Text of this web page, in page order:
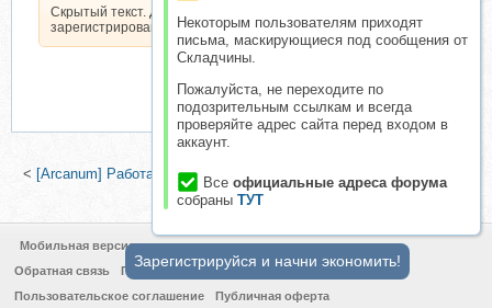
Некоторым пользователям приходят
письма, маскирующиеся под сообщения от
Складчины.
Пожалуйста, не переходите по
подозрительным ссылкам и всегда
проверяйте адрес сайта перед входом в
аккаунт.
Все официальные адреса форума
собраны ТУТ
Скрытый текст. Доступен только
зарегистрированным пользователям.
< [Arcanum] Работа с родом, 2018 (Роман Сафронов)
Магия воды
(Елена Дунаева)>
Мобильная версия
Обратная связь
Политика конфиденциальности
Пользовательское соглашение
Публичная оферта
Зарегистрируйся и начни экономить!